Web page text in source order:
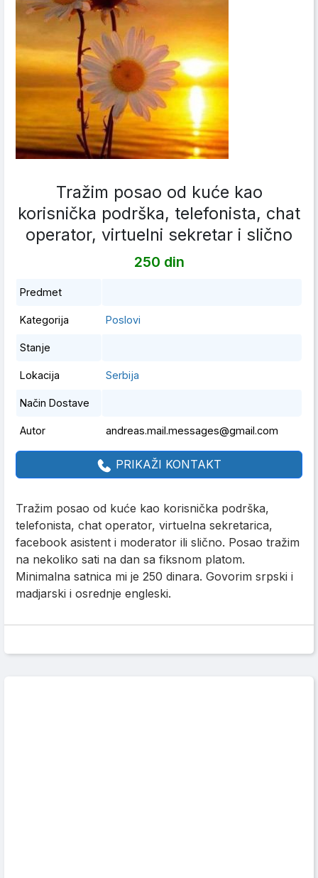
Tražim posao od kuće kao
korisnička podrška, telefonista, chat
operator, virtuelni sekretar i slično
250 din
Predmet
Kategorija Poslovi
Stanje
Lokacija Serbija
Način Dostave
Autor andreas.mail.messages@gmail.com
PRIKAŽI KONTAKT
Tražim posao od kuće kao korisnička podrška,
telefonista, chat operator, virtuelna sekretarica,
facebook asistent i moderator ili slično. Posao tražim
na nekoliko sati na dan sa fiksnom platom.
Minimalna satnica mi je 250 dinara. Govorim srpski i
madjarski i osrednje engleski.